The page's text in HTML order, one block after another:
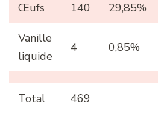
Œufs 140 29,85%
Vanille
liquide
4 0,85%
Total 469